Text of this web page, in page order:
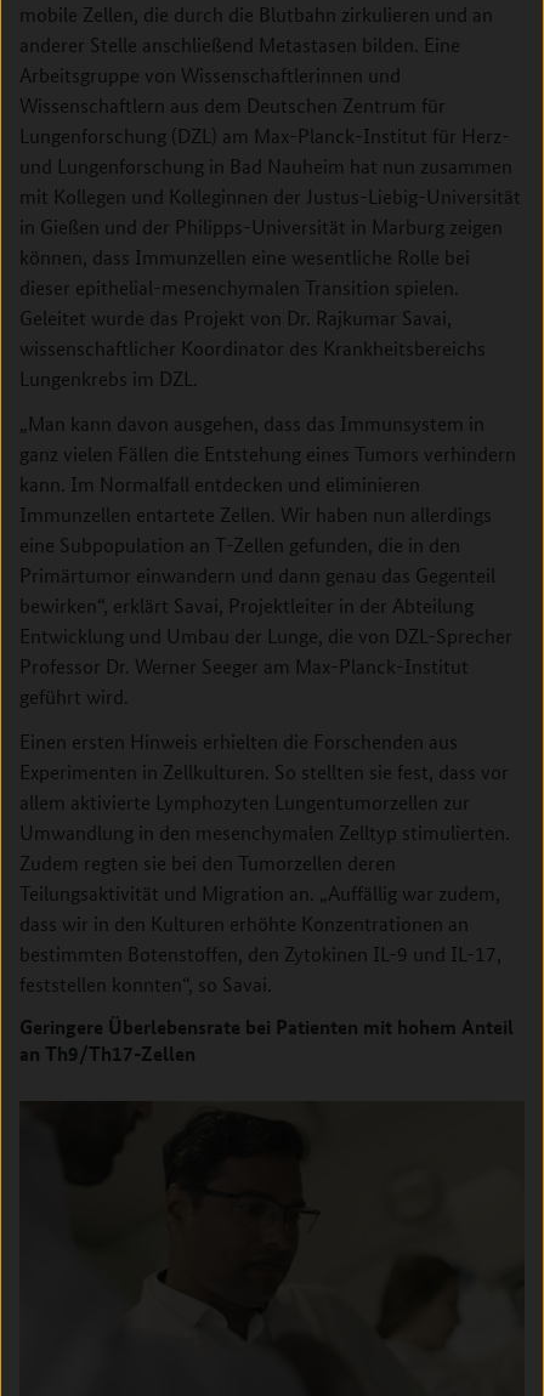
mobile Zellen, die durch die Blutbahn zirkulieren und an
anderer Stelle anschließend Metastasen bilden. Eine
Arbeitsgruppe von Wissenschaftlerinnen und
Wissenschaftlern aus dem Deutschen Zentrum für
Lungenforschung (DZL) am Max-Planck-Institut für Herz-
und Lungenforschung in Bad Nauheim hat nun zusammen
mit Kollegen und Kolleginnen der Justus-Liebig-Universität
in Gießen und der Philipps-Universität in Marburg zeigen
können, dass Immunzellen eine wesentliche Rolle bei
dieser epithelial-mesenchymalen Transition spielen.
Geleitet wurde das Projekt von Dr. Rajkumar Savai,
wissenschaftlicher Koordinator des Krankheitsbereichs
Lungenkrebs im DZL.
„Man kann davon ausgehen, dass das Immunsystem in
ganz vielen Fällen die Entstehung eines Tumors verhindern
kann. Im Normalfall entdecken und eliminieren
Immunzellen entartete Zellen. Wir haben nun allerdings
eine Subpopulation an T-Zellen gefunden, die in den
Primärtumor einwandern und dann genau das Gegenteil
bewirken“, erklärt Savai, Projektleiter in der Abteilung
Entwicklung und Umbau der Lunge, die von DZL-Sprecher
Professor Dr. Werner Seeger am Max-Planck-Institut
geführt wird.
Einen ersten Hinweis erhielten die Forschenden aus
Experimenten in Zellkulturen. So stellten sie fest, dass vor
allem aktivierte Lymphozyten Lungentumorzellen zur
Umwandlung in den mesenchymalen Zelltyp stimulierten.
Zudem regten sie bei den Tumorzellen deren
Teilungsaktivität und Migration an. „Auffällig war zudem,
dass wir in den Kulturen erhöhte Konzentrationen an
bestimmten Botenstoffen, den Zytokinen IL-9 und IL-17,
feststellen konnten“, so Savai.
Geringere Überlebensrate bei Patienten mit hohem Anteil
an Th9/Th17-Zellen